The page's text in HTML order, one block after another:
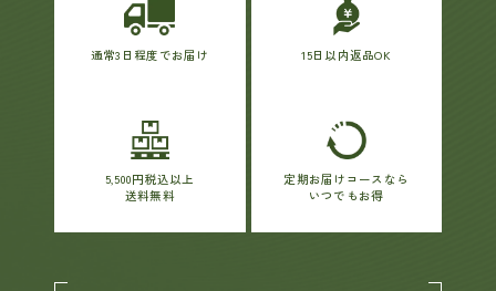
メディア掲載
通常3日程度でお届け 15日以内返品OK
5,500円税込以上
送料無料
定期お届けコースなら
いつでもお得